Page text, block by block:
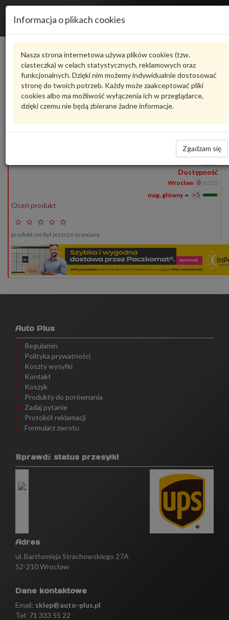
Informacja o plikach cookies
Nasza strona internetowa używa plików cookies (tzw.
ciasteczka) w celach statystycznych, reklamowych oraz
funkcjonalnych. Dzięki nim możemy indywidualnie dostosować
stronę do twoich potrzeb. Każdy może zaakceptować pliki
cookies albo ma możliwość wyłączenia ich w przeglądarce,
dzięki czemu nie będą zbierane żadne informacje.
Zgadzam się
Produkty 1
Pokaż pełny opis Zadaj pytanie o produkt
1S0010008F VAG - produkt oryginalny VW AUDI SEAT SKODA
6,00 zł
Wprowadź
ilość
Dostępność
Wrocław 0
>5
Oceń produkt
produkt nie był jeszcze oceniany
Auto Plus
Regulamin
Polityka prywatności
Koszty wysyłki
Kontakt
Koszyk
Produkty do porównania
Zadaj pytanie
Protokół reklamacji
Formularz zwrotu
Sprawdź status przesyłki
Adres
ul. Bartłomieja Strachowskiego 27A
52-210 Wrocław
Dane kontaktowe
Email: sklep@auto-plus.pl
Tel: 71 333 55 22